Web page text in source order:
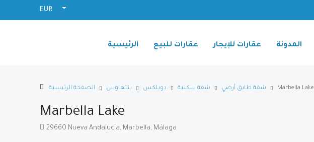
EUR
الرئيسية عقارات للبيع عقارات للإيجار المدونة
الصفحة الرئيسية بنتهاوس دوبلكس شقة سكنية شقة طابق أرضي Marbella Lake
Marbella Lake
29660 Nueva Andalucia, Marbella, Málaga